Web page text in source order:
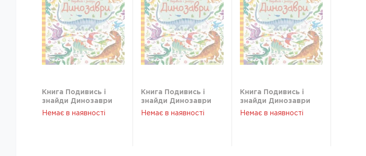
Книга Подивись і
знайди Динозаври
ЖОРЖ Z104059У
Немає в наявності
Книга Подивись і
знайди Динозаври
ЖОРЖ Z104059У
Немає в наявності
Книга Подивись і
знайди Динозаври
ЖОРЖ Z104059У
Немає в наявності